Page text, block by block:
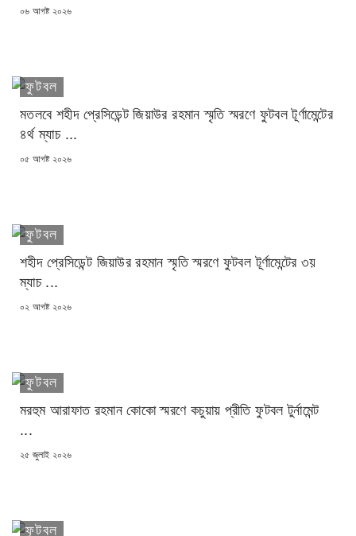
POSTED
০৬ আগষ্ট ২০২৬
ফুটবল
মতলবে শহীদ প্রেসিডেন্ট জিয়াউর রহমান স্মৃতি স্মরণে ফুটবল টূর্ণামেন্টের
৪র্থ ম্যাচ ...
POSTED
০৫ আগষ্ট ২০২৬
ফুটবল
শহীদ প্রেসিডেন্ট জিয়াউর রহমান স্মৃতি স্মরণে ফুটবল টূর্ণামেন্টের ৩য়
ম্যাচ ...
POSTED
০২ আগষ্ট ২০২৬
ফুটবল
মরহুম আরাফাত রহমান কোকো স্মরণে কচুয়ায় প্রীতি ফুটবল টুর্নামেন্ট
...
POSTED
২৫ জুলাই ২০২৬
ফুটবল